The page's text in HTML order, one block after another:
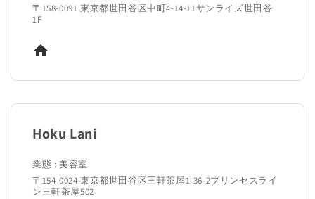
〒158-0091 東京都世田谷区中町4-14-11サンライズ世田谷
1F
Hoku Lani
業態 : 美容室
〒154-0024 東京都世田谷区三軒茶屋1-36-2プリンセスライ
ン三軒茶屋502